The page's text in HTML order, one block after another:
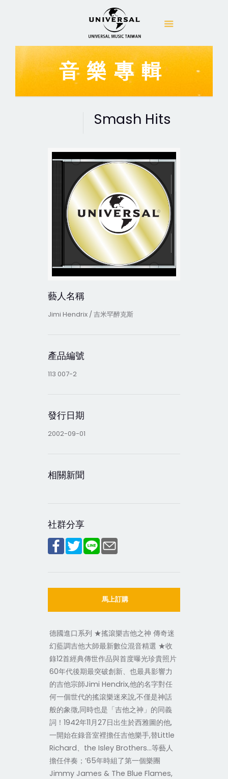
音樂專輯
Smash Hits
藝人名稱
Jimi Hendrix / 吉米罕醉克斯
產品編號
113 007-2
發行日期
2002-09-01
相關新聞
社群分享
馬上訂購
德國進口系列 ★搖滾樂吉他之神 傳奇迷
幻藍調吉他大師最新數位混音精選 ★收
錄12首經典傳世作品與首度曝光珍貴照片
60年代後期最突破創新、也最具影響力
的吉他宗師Jimi Hendrix,他的名字對任
何一個世代的搖滾樂迷來說,不僅是神話
般的象徵,同時也是「吉他之神」的同義
詞！1942年11月27日出生於西雅圖的他,
一開始在錄音室裡擔任吉他樂手,替Little
Richard、the Isley Brothers…等藝人
擔任伴奏；’65年時組了第一個樂團
Jimmy James & The Blue Flames,